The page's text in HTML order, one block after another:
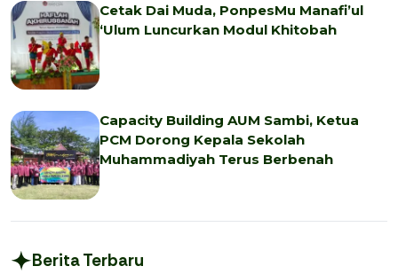
Cetak Dai Muda, PonpesMu Manafi’ul
‘Ulum Luncurkan Modul Khitobah
Capacity Building AUM Sambi, Ketua
PCM Dorong Kepala Sekolah
Muhammadiyah Terus Berbenah
Berita Terbaru